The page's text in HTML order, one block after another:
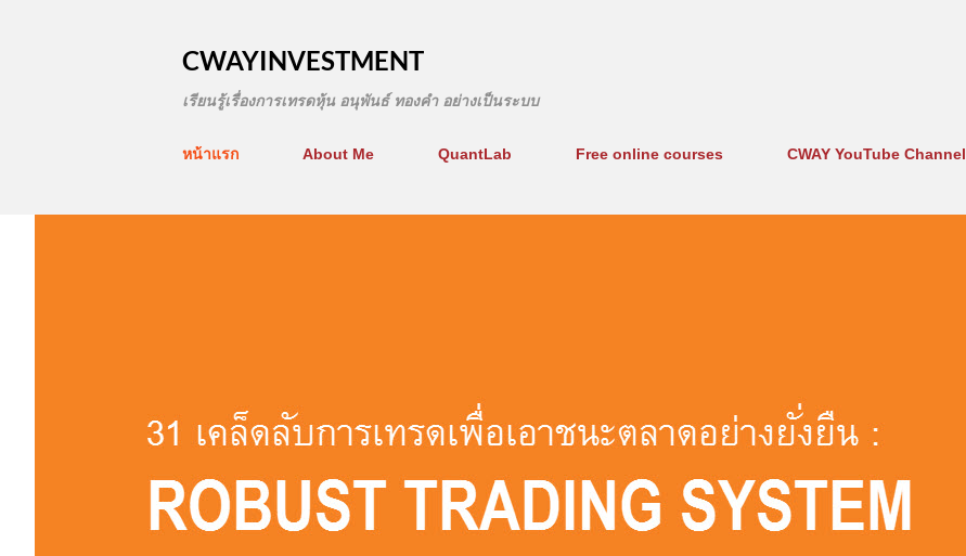
CWAYINVESTMENT
เรียนรู้เรื่องการเทรดหุ้น อนุพันธ์ ทองคำ อย่างเป็นระบบ
หน้าแรก About Me QuantLab Free online courses CWAY YouTube Channel